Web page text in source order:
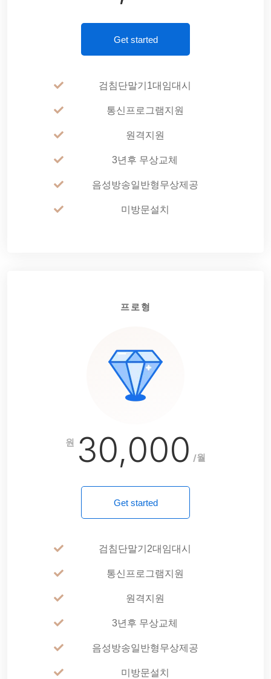
Get started
검침단말기1대임대시
통신프로그램지원
원격지원
3년후 무상교체
음성방송일반형무상제공
미방문설치
프로형
원 30,000 /월
Get started
검침단말기2대임대시
통신프로그램지원
원격지원
3년후 무상교체
음성방송일반형무상제공
미방문설치